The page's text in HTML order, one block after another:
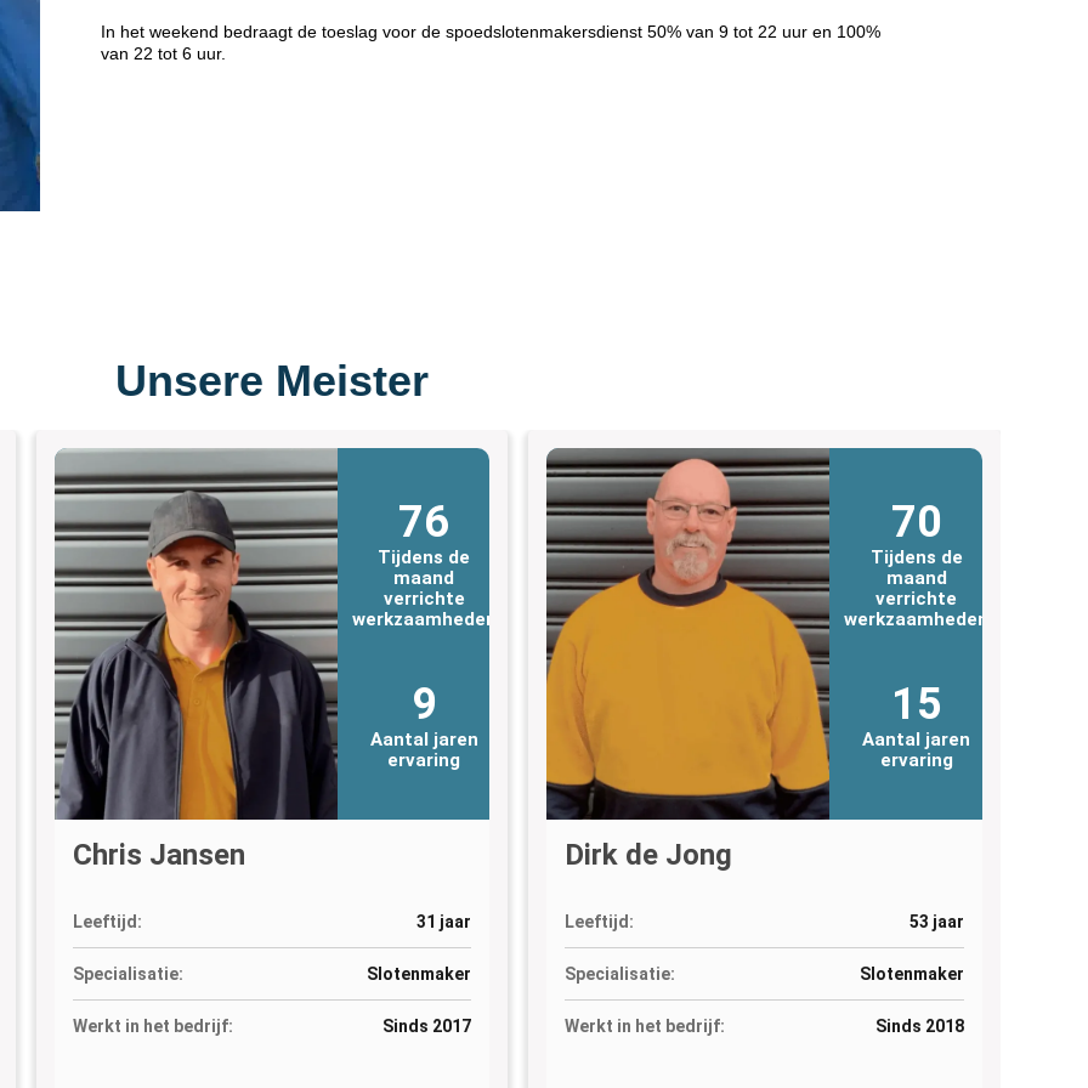
In het weekend bedraagt de toeslag voor de spoedslotenmakersdienst 50% van 9 tot 22 uur en 100%
van 22 tot 6 uur.
Unsere Meister
76
Tijdens de
maand
verrichte
werkzaamheden
9
Aantal jaren
ervaring
Chris Jansen
Leeftijd: 31 jaar
Specialisatie: Slotenmaker
Werkt in het bedrijf: Sinds 2017
70
Tijdens de
maand
verrichte
werkzaamheden
15
Aantal jaren
ervaring
Dirk de Jong
Leeftijd: 53 jaar
Specialisatie: Slotenmaker
Werkt in het bedrijf: Sinds 2018